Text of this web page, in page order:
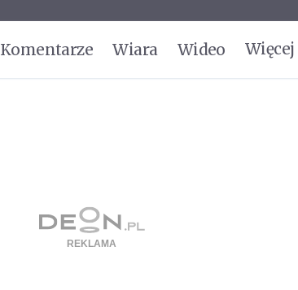
Komentarze Wiara Wideo Więcej